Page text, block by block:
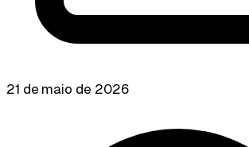
21 de maio de 2026